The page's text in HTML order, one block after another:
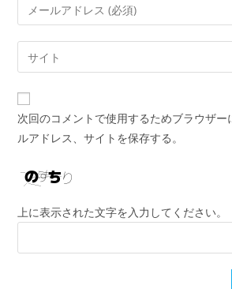
次回のコメントで使用するためブラウザー
ルアドレス、サイトを保存する。
上に表示された文字を入力してください。